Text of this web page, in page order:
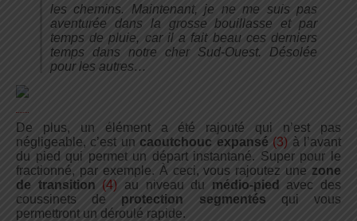
les chemins. Maintenant, je ne me suis pas
aventurée dans la grosse bouillasse et par
temps de pluie, car il a fait beau ces derniers
temps dans notre cher Sud-Ouest. Désolée
pour les autres…
De plus, un élément a été rajouté qui n’est pas
négligeable, c’est uncaoutchouc expansé (3) à l’avant
du pied qui permet un départ instantané. Super pour le
fractionné, par exemple. À ceci, vous rajoutez une zone
de transition (4) au niveau du médio-pied
avec des
coussinets de protection segmentés qui vous
permettront un déroulé rapide.